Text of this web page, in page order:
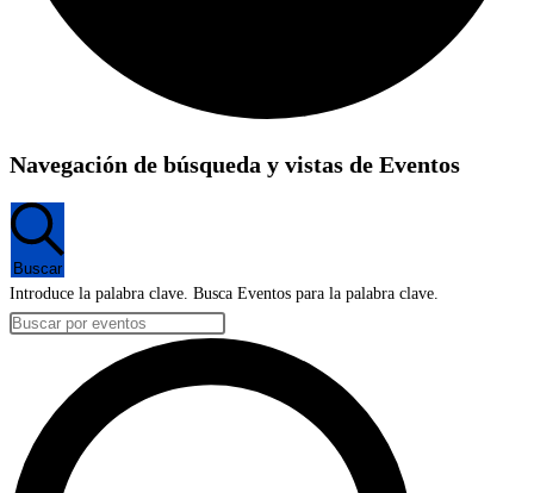
Eventos
Navegación de búsqueda y vistas de Eventos
Buscar
Introduce la palabra clave. Busca Eventos para la palabra clave.